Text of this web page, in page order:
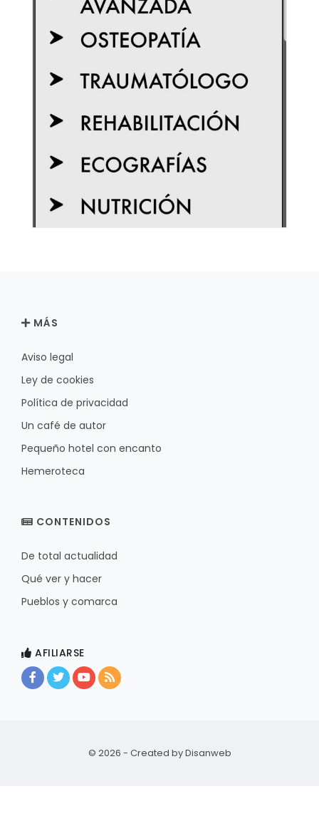
MÁS
Aviso legal
Ley de cookies
Política de privacidad
Un café de autor
Pequeño hotel con encanto
Hemeroteca
CONTENIDOS
De total actualidad
Qué ver y hacer
Pueblos y comarca
AFILIARSE
© 2026 - Created byDisanweb